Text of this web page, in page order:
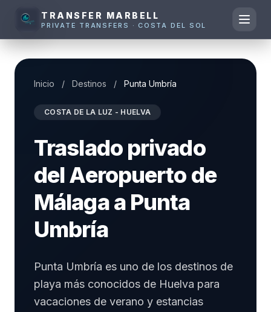
TRANSFER MARBELL
PRIVATE TRANSFERS · COSTA DEL SOL
Inicio / Destinos / Punta Umbría
COSTA DE LA LUZ - HUELVA
Traslado privado
del Aeropuerto de
Málaga a Punta
Umbría
Punta Umbría es uno de los destinos de
playa más conocidos de Huelva para
vacaciones de verano y estancias